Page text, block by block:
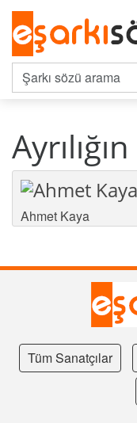
Ayrılığın
Ahmet Kaya
Tüm Sanatçılar